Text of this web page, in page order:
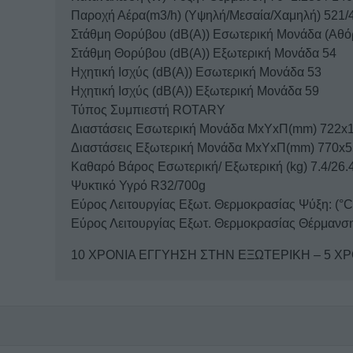
Παροχή Αέρα(m3/h) (Υψηλή/Μεσαία/Χαμηλή) 521/
Στάθμη Θορύβου (dB(A)) Εσωτερική Μονάδα
Στάθμη Θορύβου (dB(A)) Εξωτερική Μονάδα 54
Ηχητική Ισχύς (dB(A)) Εσωτερική Μονάδα 53
Ηχητική Ισχύς (dB(A)) Εξωτερική Μονάδα 59
Τύπος Συμπιεστή ROTARY
Διαστάσεις Εσωτερική Μονάδα MxYxΠ(mm)
Διαστάσεις Εξωτερική Μονάδα MxYxΠ(mm)
Καθαρό Βάρος Εσωτερική/ Εξωτερική (kg) 7.4/
Ψυκτικό Υγρό R32/700g
Εύρος Λειτουργίας Εξωτ. Θερμοκρασίας Ψύξη:
Εύρος Λειτουργίας Εξωτ. Θερμοκρασίας
10 ΧΡΟΝΙΑ ΕΓΓΥΗΣΗ ΣΤΗΝ ΕΞΩΤΕΡΙΚΗ – 5